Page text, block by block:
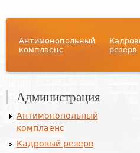
Антимонопольный
комплаенс
резерв
Администрация
Антимонопольный
комплаенс
Кадровый резерв